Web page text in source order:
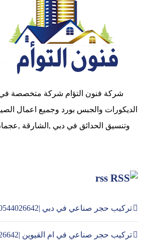
شركة فنون التؤام شركة متخصصة
الديكورات والجبس بورد وجميع اعمال
وتنسيق الحدائق في دبي ,الشارقة
rss
تركيب حجر صناعي في دبي |0544026642| حجر طبيعي